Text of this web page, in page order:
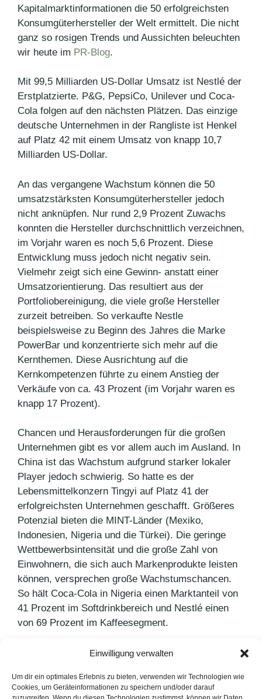
Einwilligung verwalten
Um dir ein optimales Erlebnis zu bieten, verwenden wir Technologien wie
Cookies, um Geräteinformationen zu speichern und/oder darauf
Kapitalmarktinformationen die 50 erfolgreichsten
Konsumgüterhersteller der Welt ermittelt. Die nicht
ganz so rosigen Trends und Aussichten beleuchten
wir heute im PR-Blog.
Mit 99,5 Milliarden US-Dollar Umsatz ist Nestlé der
Erstplatzierte. P&G, PepsiCo, Unilever und Coca-
Cola folgen auf den nächsten Plätzen. Das einzige
deutsche Unternehmen in der Rangliste ist Henkel
auf Platz 42 mit einem Umsatz von knapp 10,7
Milliarden US-Dollar.
An das vergangene Wachstum können die 50
umsatzstärksten Konsumgüterhersteller jedoch
nicht anknüpfen. Nur rund 2,9 Prozent Zuwachs
konnten die Hersteller durchschnittlich verzeichnen,
im Vorjahr waren es noch 5,6 Prozent. Diese
Entwicklung muss jedoch nicht negativ sein.
Vielmehr zeigt sich eine Gewinn- anstatt einer
Umsatzorientierung. Das resultiert aus der
Portfoliobereinigung, die viele große Hersteller
zurzeit betreiben. So verkaufte Nestle
beispielsweise zu Beginn des Jahres die Marke
PowerBar und konzentrierte sich mehr auf die
Kernthemen. Diese Ausrichtung auf die
Kernkompetenzen führte zu einem Anstieg der
Verkäufe von ca. 43 Prozent (im Vorjahr waren es
knapp 17 Prozent).
Chancen und Herausforderungen für die großen
Unternehmen gibt es vor allem auch im Ausland. In
China ist das Wachstum aufgrund starker lokaler
Player jedoch schwierig. So hatte es der
Lebensmittelkonzern Tingyi auf Platz 41 der
erfolgreichsten Unternehmen geschafft. Größeres
Potenzial bieten die MINT-Länder (Mexiko,
Indonesien, Nigeria und die Türkei). Die geringe
Wettbewerbsintensität und die große Zahl von
Einwohnern, die sich auch Markenprodukte leisten
können, versprechen große Wachstumschancen.
So hält Coca-Cola in Nigeria einen Marktanteil von
41 Prozent im Softdrinkbereich und Nestlé einen
von 69 Prozent im Kaffeesegment.
Schlagwörter
Studie
Craft Beer erobert Europa